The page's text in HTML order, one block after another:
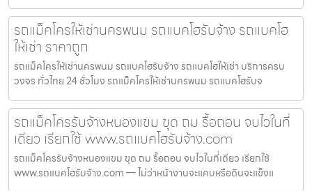
รถแม็คโครให้เช่านครพนม รถแบคโฮรับจ้าง รถแบคโฮ
ให้เช่า ราคาถูก
รถแม็คโครให้เช่านครพนม รถแบคโฮรับจ้าง รถแบคโฮให้เช่า บริการครบ
วงจร ทั่วไทย 24 ชั่วโมง รถแม็คโครให้เช่านครพนม รถแบคโฮรับจ
รถแม็คโครรับจ้างหนองแขม ขุด ถม รื้อถอน จบไวในที่
เดียว เรียกใช้ www.รถแบคโฮรับจ้าง.com
รถแม็คโครรับจ้างหนองแขม ขุด ถม รื้อถอน จบไวในที่เดียว เรียกใช้
www.รถแบคโฮรับจ้าง.com — ไม่ว่าหน้างานจะแคบหรือดินจะแข็งแ